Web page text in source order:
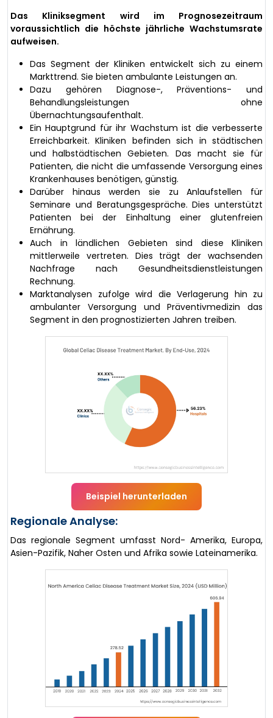
Das Kliniksegment wird im Prognosezeitraum
voraussichtlich die höchste jährliche Wachstumsrate
aufweisen.
Das Segment der Kliniken entwickelt sich zu einem
Markttrend. Sie bieten ambulante Leistungen an.
Dazu gehören Diagnose-, Präventions- und
Behandlungsleistungen ohne
Übernachtungsaufenthalt.
Ein Hauptgrund für ihr Wachstum ist die verbesserte
Erreichbarkeit. Kliniken befinden sich in städtischen
und halbstädtischen Gebieten. Das macht sie für
Patienten, die nicht die umfassende Versorgung eines
Krankenhauses benötigen, günstig.
Darüber hinaus werden sie zu Anlaufstellen für
Seminare und Beratungsgespräche. Dies unterstützt
Patienten bei der Einhaltung einer glutenfreien
Ernährung.
Auch in ländlichen Gebieten sind diese Kliniken
mittlerweile vertreten. Dies trägt der wachsenden
Nachfrage nach Gesundheitsdienstleistungen
Rechnung.
Marktanalysen zufolge wird die Verlagerung hin zu
ambulanter Versorgung und Präventivmedizin das
Segment in den prognostizierten Jahren treiben.
Beispiel herunterladen
Regionale Analyse:
Das regionale Segment umfasst Nord- Amerika, Europa,
Asien-Pazifik, Naher Osten und Afrika sowie Lateinamerika.